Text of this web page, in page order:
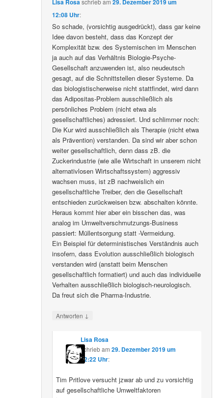
Lisa Rosaschriebam29. Dezember 2019 um
12:08 Uhr:
So schade, (vorsichtig ausgedrückt), dass gar keine
Idee davon besteht, dass das Konzept der
Komplexität bzw. des Systemischen im Menschen
ja auch auf das Verhältnis Biologie-Psyche-
Gesellschaft anzuwenden ist, also neudeutsch
gesagt, auf die Schnittstellen dieser Systeme. Da
das biologistischerweise nicht stattfindet, wird dann
das Adipositas-Problem ausschließlich als
persönliches Problem (nicht etwa als
gesellschaftliches) adressiert. Und schlimmer noch:
Die Kur wird ausschließlich als Therapie (nicht etwa
als Prävention) verstanden. Da sind wir aber schon
weiter gesellschaftlich, denn dass zB. die
Zuckerindustrie (wie alle Wirtschaft in unserem nicht
alternativlosen Wirtschaftssystem) aggressiv
wachsen muss, ist zB nachweislich ein
gesellschaftliche Treiber, den die Gesellschaft
entschieden zurückweisen bzw. abschalten könnte.
Heraus kommt hier aber ein bisschen das, was
analog im Umweltverschmutzungs-Business
passiert: Müllentsorgung statt -Vermeidung.
Ein Beispiel für deterministisches Verständnis auch
insofern, dass Evolution ausschließlich biologisch
verstanden wird (anstatt beim Menschen
gesellschaftlich formatiert) und auch das individuelle
Verhalten ausschließlich biologisch-neurologisch.
Da freut sich die Pharma-Industrie.
Antworten ↓
Lisa Rosa
schriebam 29. Dezember 2019 um
12:22 Uhr:
Tim Pritlove versucht jzwar ab und zu vorsichtig
auf gesellschaftliche Umweltfaktoren